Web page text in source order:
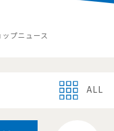
ップニュース
ALL